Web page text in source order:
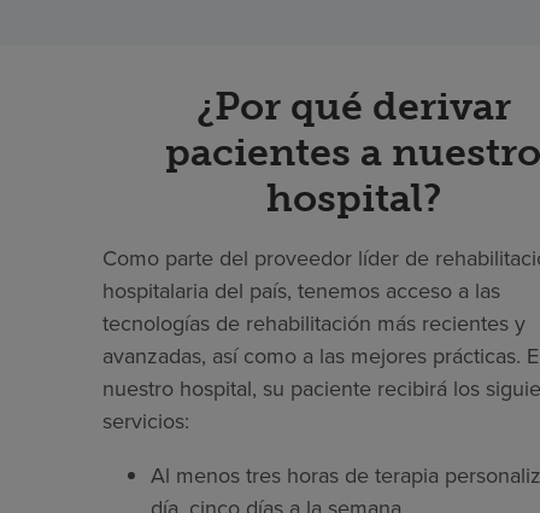
¿Por qué derivar
pacientes a nuestro
hospital?
Como parte del proveedor líder de
hospitalaria del país, tenemos acceso a las
tecnologías de rehabilitación más recientes y
avanzadas, así como a las mejores prácticas.
nuestro hospital, su paciente recibirá los
servicios:
Al menos tres horas de terapia